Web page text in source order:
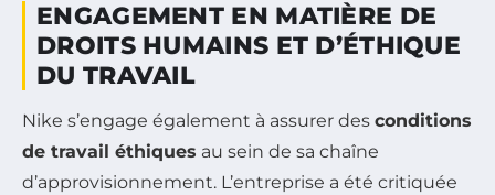
ENGAGEMENT EN MATIÈRE DE
DROITS HUMAINS ET D’ÉTHIQUE
DU TRAVAIL
Nike s’engage également à assurer des conditions
de travail éthiques au sein de sa chaîne
d’approvisionnement. L’entreprise a été critiquée